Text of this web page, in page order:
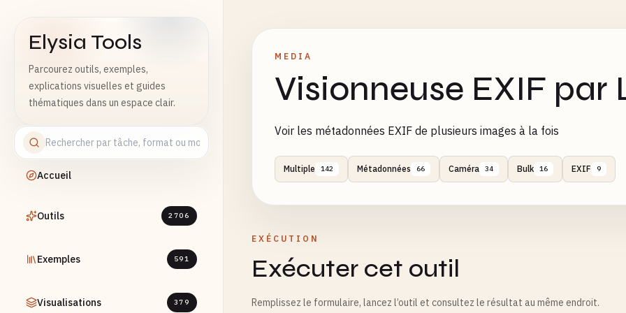
Elysia Tools
Parcourez outils, exemples,
explications visuelles et guides
thématiques dans un espace clair.
Accueil
Outils 2706
Exemples 591
Visualisations 379
MEDIA
Visionneuse EXIF par
Voir les métadonnées EXIF de plusieurs images à la fois
Multiple 142 Métadonnées 66 Caméra 34 Bulk 16 EXIF 9
EXÉCUTION
Exécuter cet outil
Remplissez le formulaire, lancez l’outil et consultez le résultat au même endroit.